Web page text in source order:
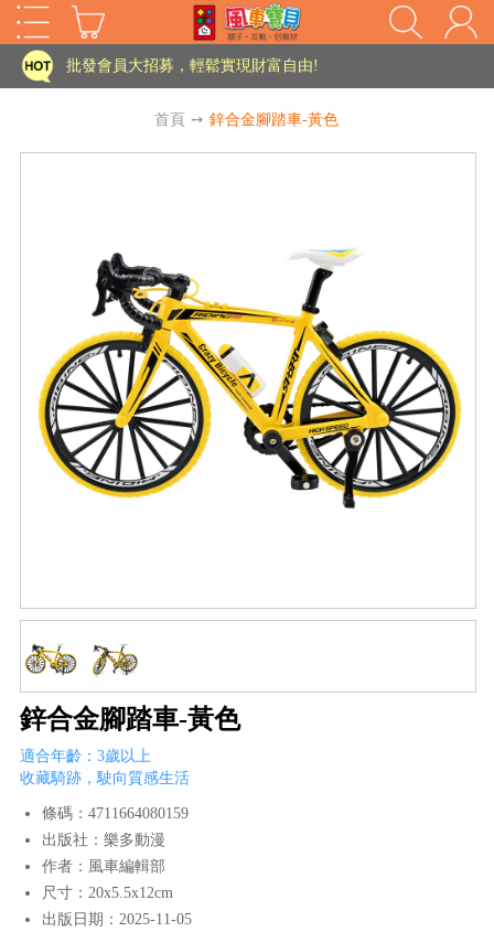
HOT
家長樂了!「風車書版集團暨FOOD超人企業總部」目前正興建中!
批發會員大招募，輕鬆實現財富自由!
老師您好!!幼教會員火熱招募中~
批發會員大招募，輕鬆實現財富自由!
老師您好!!幼教會員火熱招募中~
海外購物免煩惱！點我查看『海外購物流程說明』
首頁 ➙ 鋅合金腳踏車-黃色
鋅合金腳踏車-黃色
適合年齡：3歲以上
收藏騎跡，駛向質感生活
條碼：4711664080159
出版社：樂多動漫
作者：風車編輯部
尺寸：20x5.5x12cm
出版日期：2025-11-05